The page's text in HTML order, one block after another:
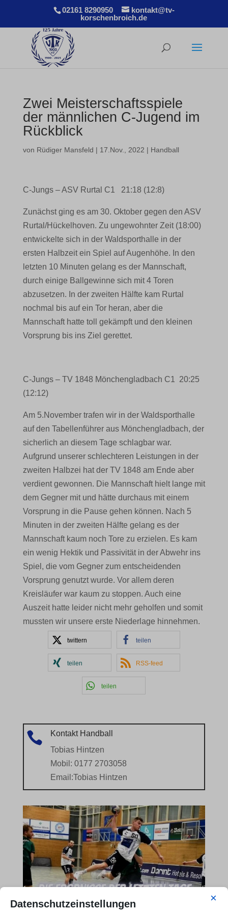
02161 8290950
kontakt@tv-
korschenbroich.de
Zwei Meisterschaftsspiele
der männlichen C-Jugend im
Rückblick
von Rüdiger Mansfeld | 17.Nov., 2022 | Handball
C-Jungs – ASV Rurtal C1 21:18 (12:8)
Zunächst ging es am 30. Oktober gegen den ASV
Rurtal/Hückelhoven. Zu ungewohnter Zeit (18:00)
entwickelte sich in der Waldsporthalle in der
ersten Halbzeit ein Spiel auf Augenhöhe. In den
letzten 10 Minuten gelang es der Mannschaft,
durch einige Ballgewinne sich mit 4 Toren
abzusetzen. In der zweiten Hälfte kam Rurtal
nochmal bis auf ein Tor heran, aber die
Mannschaft hatte toll gekämpft und den kleinen
Vorsprung bis ins Ziel gerettet.
C-Jungs – TV 1848 Mönchengladbach C1 20:25
(12:12)
Am 5.November trafen wir in der Waldsporthalle
auf den Tabellenführer aus Mönchengladbach, der
sicherlich an diesem Tage schlagbar war.
Aufgrund unserer schlechteren Leistungen in der
zweiten Halbzei hat der TV 1848 am Ende aber
verdient gewonnen. Die Mannschaft hielt lange mit
dem Gegner mit und hätte durchaus mit einem
Vorsprung in die Pause gehen können. Nach 5
Minuten in der zweiten Hälfte gelang es der
Mannschaft kaum noch Tore zu erzielen. Es kam
ein wenig Hektik und Passivität in der Abwehr ins
Spiel, die vom Gegner zum entscheidenden
Vorsprung genutzt wurde. Vor allem deren
Kreisläufer war kaum zu stoppen. Auch eine
Auszeit hatte leider nicht mehr geholfen und somit
mussten wir unsere erste Niederlage hinnehmen.
twittern teilen
teilen RSS-feed
teilen

Kontakt Handball
Tobias Hintzen
Mobil: 0177 2703058
Email:Tobias Hintzen
Datenschutzeinstellungen ×